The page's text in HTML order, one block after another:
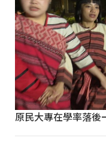
原民大專在學率落後